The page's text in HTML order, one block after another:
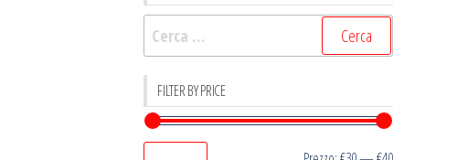
Ricerca
per:
FILTER BY PRICE